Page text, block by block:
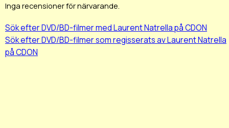
Inga recensioner för närvarande.
Sök efter DVD/BD-filmer med Laurent Natrella på CDON
Sök efter DVD/BD-filmer som regisserats av Laurent Natrella
på CDON